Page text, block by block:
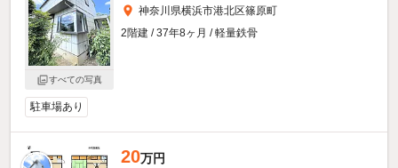
すべての写真
神奈川県横浜市港北区篠原町
2階建 / 37年8ヶ月 / 軽量鉄骨
駐車場あり
20万円